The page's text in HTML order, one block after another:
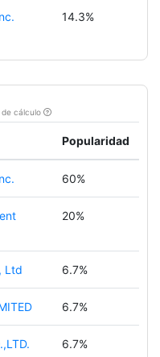
14.3%
cálculo
Popularidad
60%
20%
Ltd 6.7%
6.7%
6.7%